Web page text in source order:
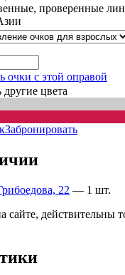
проверенные
очки с этой оправой
цвета
Забронировать
22 — 1 шт.
сайте, действительны